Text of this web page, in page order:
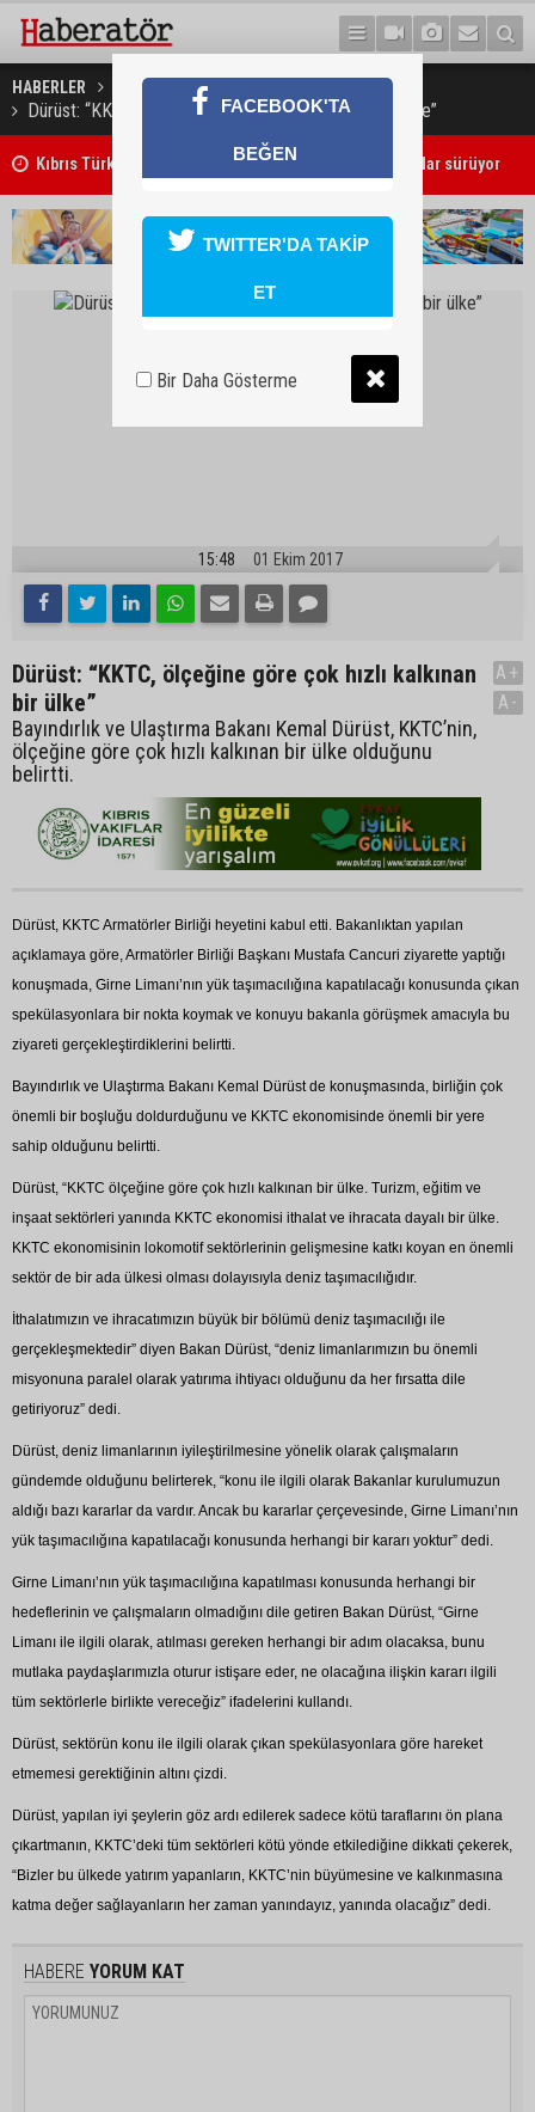
HABERLER GÜNDEM
Dürüst: “KKTC, ölçeğine göre çok hızlı kalkınan bir ülke”
Kıbrıs Türk Üniversite Öğrencileri Kongresi için kayıtlar sürüyor
15:48 01 Ekim 2017
Dürüst: “KKTC, ölçeğine göre çok hızlı kalkınan
bir ülke”
Bayındırlık ve Ulaştırma Bakanı Kemal Dürüst, KKTC’nin,
ölçeğine göre çok hızlı kalkınan bir ülke olduğunu
belirtti.
A+
A-
Dürüst, KKTC Armatörler Birliği heyetini kabul etti. Bakanlıktan yapılan
açıklamaya göre, Armatörler Birliği Başkanı Mustafa Cancuri ziyarette yaptığı
konuşmada, Girne Limanı’nın yük taşımacılığına kapatılacağı konusunda çıkan
spekülasyonlara bir nokta koymak ve konuyu bakanla görüşmek amacıyla bu
ziyareti gerçekleştirdiklerini belirtti.
Bayındırlık ve Ulaştırma Bakanı Kemal Dürüst de konuşmasında, birliğin çok
önemli bir boşluğu doldurduğunu ve KKTC ekonomisinde önemli bir yere
sahip olduğunu belirtti.
Dürüst, “KKTC ölçeğine göre çok hızlı kalkınan bir ülke. Turizm, eğitim ve
inşaat sektörleri yanında KKTC ekonomisi ithalat ve ihracata dayalı bir ülke.
KKTC ekonomisinin lokomotif sektörlerinin gelişmesine katkı koyan en önemli
sektör de bir ada ülkesi olması dolayısıyla deniz taşımacılığıdır.
İthalatımızın ve ihracatımızın büyük bir bölümü deniz taşımacılığı ile
gerçekleşmektedir” diyen Bakan Dürüst, “deniz limanlarımızın bu önemli
misyonuna paralel olarak yatırıma ihtiyacı olduğunu da her fırsatta dile
getiriyoruz” dedi.
Dürüst, deniz limanlarının iyileştirilmesine yönelik olarak çalışmaların
gündemde olduğunu belirterek, “konu ile ilgili olarak Bakanlar kurulumuzun
aldığı bazı kararlar da vardır. Ancak bu kararlar çerçevesinde, Girne Limanı’nın
yük taşımacılığına kapatılacağı konusunda herhangi bir kararı yoktur” dedi.
Girne Limanı’nın yük taşımacılığına kapatılması konusunda herhangi bir
hedeflerinin ve çalışmaların olmadığını dile getiren Bakan Dürüst, “Girne
Limanı ile ilgili olarak, atılması gereken herhangi bir adım olacaksa, bunu
mutlaka paydaşlarımızla oturur istişare eder, ne olacağına ilişkin kararı ilgili
tüm sektörlerle birlikte vereceğiz” ifadelerini kullandı.
Dürüst, sektörün konu ile ilgili olarak çıkan spekülasyonlara göre hareket
etmemesi gerektiğinin altını çizdi.
Dürüst, yapılan iyi şeylerin göz ardı edilerek sadece kötü taraflarını ön plana
çıkartmanın, KKTC’deki tüm sektörleri kötü yönde etkilediğine dikkati çekerek,
“Bizler bu ülkede yatırım yapanların, KKTC’nin büyümesine ve kalkınmasına
katma değer sağlayanların her zaman yanındayız, yanında olacağız” dedi.
HABERE YORUM KAT
FACEBOOK'TA
BEĞEN
TWITTER'DA TAKİP
ET
Bir Daha Gösterme